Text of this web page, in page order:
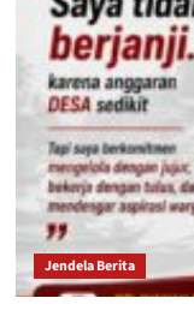
Jendela Berita